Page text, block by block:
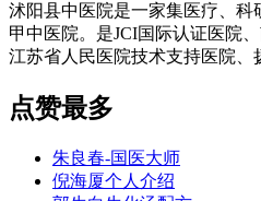
沭阳县中医院是一家集医疗、
甲中医院。是JCI国际认证医院
江苏省人民医院技术支持医院、
点赞最多
朱良春-国医大师
倪海厦个人介绍